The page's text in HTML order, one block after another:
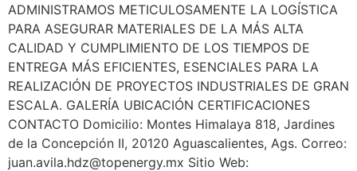
ADMINISTRAMOS METICULOSAMENTE LA LOGÍSTICA
PARA ASEGURAR MATERIALES DE LA MÁS ALTA
CALIDAD Y CUMPLIMIENTO DE LOS TIEMPOS DE
ENTREGA MÁS EFICIENTES, ESENCIALES PARA LA
REALIZACIÓN DE PROYECTOS INDUSTRIALES DE GRAN
ESCALA. GALERÍA UBICACIÓN CERTIFICACIONES
CONTACTO Domicilio: Montes Himalaya 818, Jardines
de la Concepción II, 20120 Aguascalientes, Ags. Correo:
juan.avila.hdz@topenergy.mx Sitio Web: